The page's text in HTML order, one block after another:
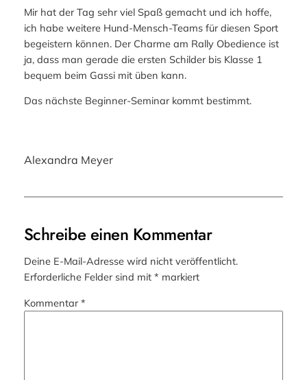
Mir hat der Tag sehr viel Spaß gemacht und ich hoffe,
ich habe weitere Hund-Mensch-Teams für diesen Sport
begeistern können. Der Charme am Rally Obedience ist
ja, dass man gerade die ersten Schilder bis Klasse 1
bequem beim Gassi mit üben kann.
Das nächste Beginner-Seminar kommt bestimmt.
Alexandra Meyer
Schreibe einen Kommentar
Deine E-Mail-Adresse wird nicht veröffentlicht.
Erforderliche Felder sind mit * markiert
Kommentar*